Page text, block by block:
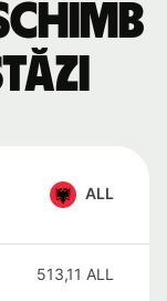
ALL
513,11 ALL